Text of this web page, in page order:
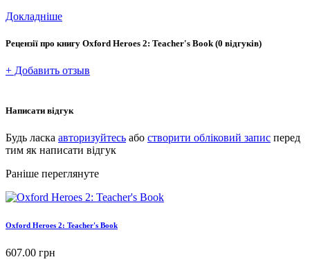
Докладніше
Рецензії про книгу Oxford Heroes 2: Teacher's Book (0 відгуків)
+ Добавить отзыв
Написати відгук
Будь ласка авторизуйтесь або створити обліковий запис перед
тим як написати відгук
Раніше переглянуте
Oxford Heroes 2: Teacher's Book
607.00 грн